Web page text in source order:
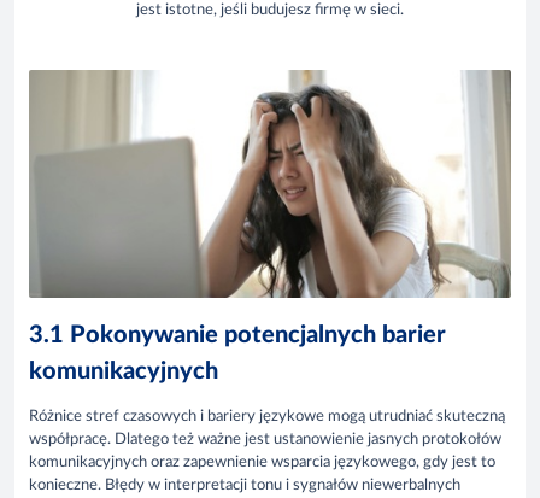
jest istotne, jeśli budujesz firmę w sieci.
3.1 Pokonywanie potencjalnych barier
komunikacyjnych
Różnice stref czasowych i bariery językowe mogą utrudniać skuteczną
współpracę. Dlatego też ważne jest ustanowienie jasnych protokołów
komunikacyjnych oraz zapewnienie wsparcia językowego, gdy jest to
konieczne. Błędy w interpretacji tonu i sygnałów niewerbalnych